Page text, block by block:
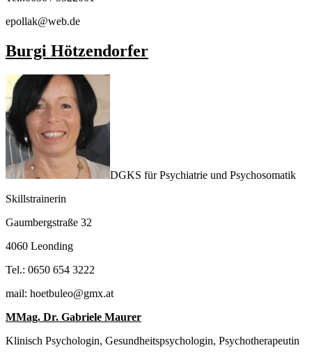
epollak@web.de
Burgi Hötzendorfer
DGKS für Psychiatrie und Psychosomatik
Skillstrainerin
Gaumbergstraße 32
4060 Leonding
Tel.: 0650 654 3222
mail: hoetbuleo@gmx.at
MMag. Dr. Gabriele Maurer
Klinisch Psychologin, Gesundheitspsychologin, Psychotherapeutin